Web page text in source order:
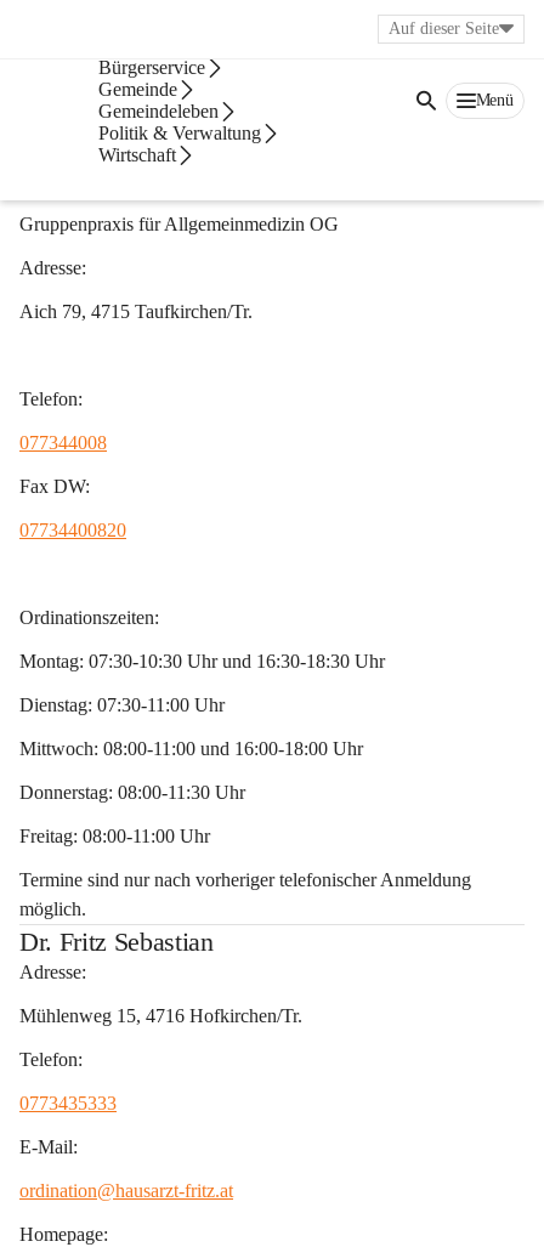
Bürgerservice
Gemeinde
Gemeindeleben
Politik & Verwaltung
Wirtschaft
Menü
Auf dieser Seite
Ärzte
Gruppenpraxis
Gruppenpraxis für Allgemeinmedizin OG
Adresse:
Aich 79, 4715 Taufkirchen/Tr.
Telefon:
077344008
Fax DW:
07734400820
Ordinationszeiten:
Montag: 07:30-10:30 Uhr und 16:30-18:30 Uhr
Dienstag: 07:30-11:00 Uhr
Mittwoch: 08:00-11:00 und 16:00-18:00 Uhr
Donnerstag: 08:00-11:30 Uhr
Freitag: 08:00-11:00 Uhr
Termine sind nur nach vorheriger telefonischer Anmeldung
möglich.
Dr. Fritz Sebastian
Adresse:
Mühlenweg 15, 4716 Hofkirchen/Tr.
Telefon:
0773435333
E-Mail:
ordination@hausarzt-fritz.at
Homepage: